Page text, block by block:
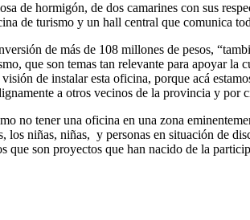
de hormigón, de dos camarines con sus
de turismo y un hall central que comunica
de más de 108 millones de pesos,
que son temas tan relevante para apoyar
de instalar esta oficina, porque acá
a otros vecinos de la provincia y por
no tener una oficina en una zona
niñas, niñas, y personas en situación de
son proyectos que han nacido de la